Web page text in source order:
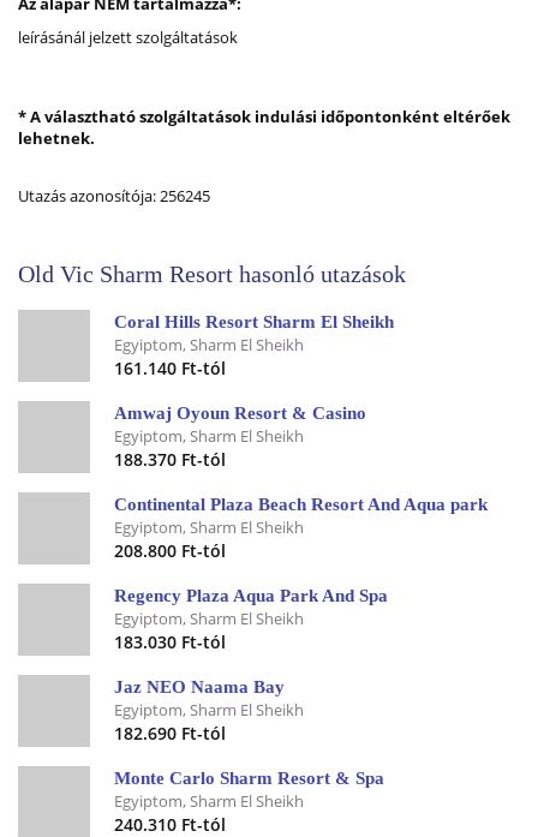
leírásánál jelzett szolgáltatások
* A választható szolgáltatások indulási időpontonként eltérőek
lehetnek.
Utazás azonosítója: 256245
Old Vic Sharm Resort hasonló utazások
Coral Hills Resort Sharm El Sheikh
Egyiptom, Sharm El Sheikh
161.140 Ft-tól
Amwaj Oyoun Resort & Casino
Egyiptom, Sharm El Sheikh
188.370 Ft-tól
Continental Plaza Beach Resort And Aqua park
Egyiptom, Sharm El Sheikh
208.800 Ft-tól
Regency Plaza Aqua Park And Spa
Egyiptom, Sharm El Sheikh
183.030 Ft-tól
Jaz NEO Naama Bay
Egyiptom, Sharm El Sheikh
182.690 Ft-tól
Monte Carlo Sharm Resort & Spa
Egyiptom, Sharm El Sheikh
240.310 Ft-tól